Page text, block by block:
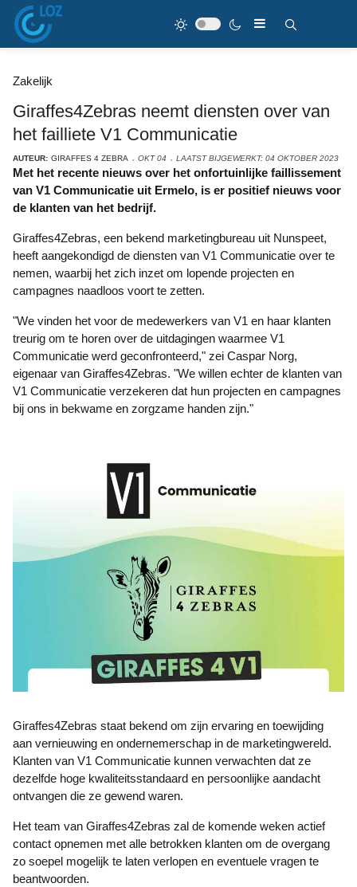
Zakelijk
Giraffes4Zebras neemt diensten over van
het failliete V1 Communicatie
AUTEUR: GIRAFFES 4 ZEBRA OKT 04 LAATST BIJGEWERKT: 04 OKTOBER 2023
Met het recente nieuws over het onfortuinlijke faillissement
van V1 Communicatie uit Ermelo, is er positief nieuws voor
de klanten van het bedrijf.
Giraffes4Zebras, een bekend marketingbureau uit Nunspeet,
heeft aangekondigd de diensten van V1 Communicatie over te
nemen, waarbij het zich inzet om lopende projecten en
campagnes naadloos voort te zetten.
"We vinden het voor de medewerkers van V1 en haar klanten
treurig om te horen over de uitdagingen waarmee V1
Communicatie werd geconfronteerd," zei Caspar Norg,
eigenaar van Giraffes4Zebras. "We willen echter de klanten van
V1 Communicatie verzekeren dat hun projecten en campagnes
bij ons in bekwame en zorgzame handen zijn."
Giraffes4Zebras staat bekend om zijn ervaring en toewijding
aan vernieuwing en ondernemerschap in de marketingwereld.
Klanten van V1 Communicatie kunnen verwachten dat ze
dezelfde hoge kwaliteitsstandaard en persoonlijke aandacht
ontvangen die ze gewend waren.
Het team van Giraffes4Zebras zal de komende weken actief
contact opnemen met alle betrokken klanten om de overgang
zo soepel mogelijk te laten verlopen en eventuele vragen te
beantwoorden.